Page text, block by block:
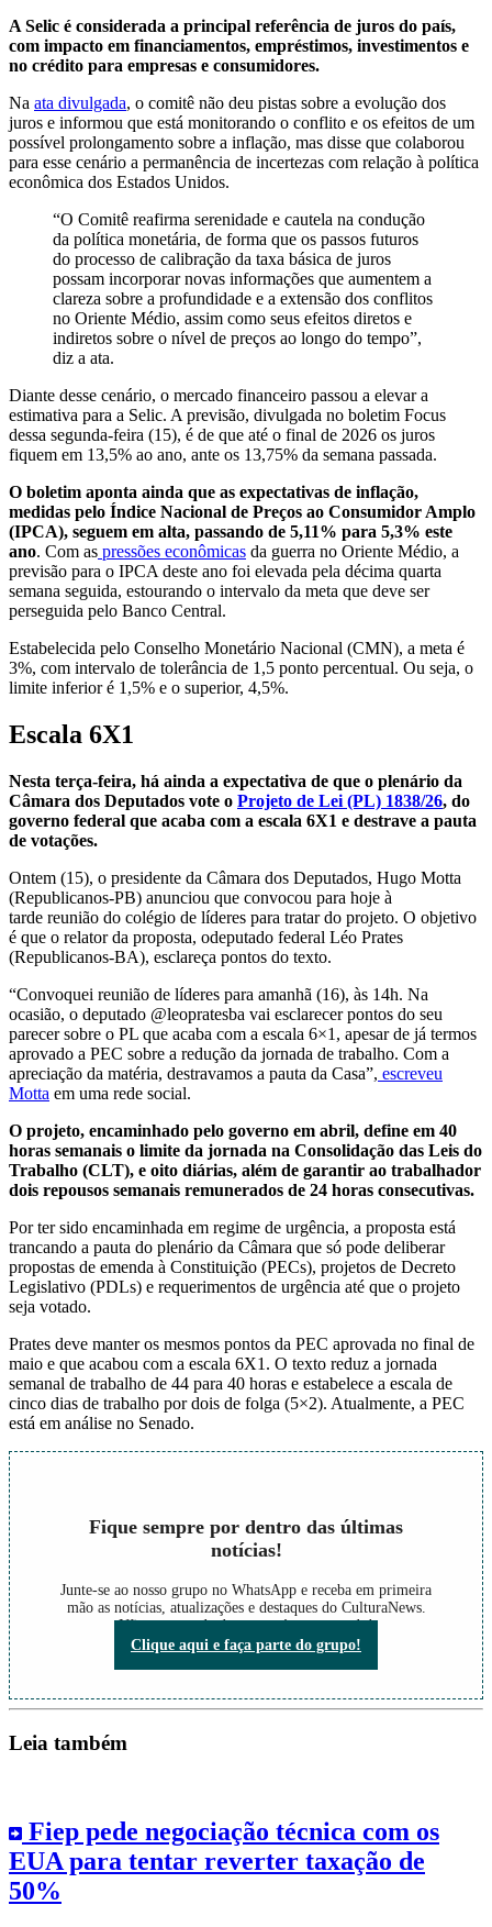
A Selic é considerada a principal referência de juros do país,
com impacto em financiamentos, empréstimos, investimentos e
no crédito para empresas e consumidores.
Na ata divulgada, o comitê não deu pistas sobre a evolução dos
juros e informou que está monitorando o conflito e os efeitos de um
possível prolongamento sobre a inflação, mas disse que colaborou
para esse cenário a permanência de incertezas com relação à política
econômica dos Estados Unidos.
“O Comitê reafirma serenidade e cautela na condução
da política monetária, de forma que os passos futuros
do processo de calibração da taxa básica de juros
possam incorporar novas informações que aumentem a
clareza sobre a profundidade e a extensão dos conflitos
no Oriente Médio, assim como seus efeitos diretos e
indiretos sobre o nível de preços ao longo do tempo”,
diz a ata.
Diante desse cenário, o mercado financeiro passou a elevar a
estimativa para a Selic. A previsão, divulgada no boletim Focus
dessa segunda-feira (15), é de que até o final de 2026 os juros
fiquem em 13,5% ao ano, ante os 13,75% da semana passada.
O boletim aponta ainda que as expectativas de inflação,
medidas pelo Índice Nacional de Preços ao Consumidor Amplo
(IPCA), seguem em alta, passando de 5,11% para 5,3% este
ano. Com as pressões econômicas da guerra no Oriente Médio, a
previsão para o IPCA deste ano foi elevada pela décima quarta
semana seguida, estourando o intervalo da meta que deve ser
perseguida pelo Banco Central.
Estabelecida pelo Conselho Monetário Nacional (CMN), a meta é
3%, com intervalo de tolerância de 1,5 ponto percentual. Ou seja, o
limite inferior é 1,5% e o superior, 4,5%.
Escala 6X1
Nesta terça-feira, há ainda a expectativa de que o plenário da
Câmara dos Deputados vote o Projeto de Lei (PL) 1838/26, do
governo federal que acaba com a escala 6X1 e destrave a pauta
de votações.
Ontem (15), o presidente da Câmara dos Deputados, Hugo Motta
(Republicanos-PB) anunciou que convocou para hoje à
tarde reunião do colégio de líderes para tratar do projeto. O objetivo
é que o relator da proposta, odeputado federal Léo Prates
(Republicanos-BA), esclareça pontos do texto.
“Convoquei reunião de líderes para amanhã (16), às 14h. Na
ocasião, o deputado @leopratesba vai esclarecer pontos do seu
parecer sobre o PL que acaba com a escala 6×1, apesar de já termos
aprovado a PEC sobre a redução da jornada de trabalho. Com a
apreciação da matéria, destravamos a pauta da Casa”, escreveu
Motta em uma rede social.
O projeto, encaminhado pelo governo em abril, define em 40
horas semanais o limite da jornada na Consolidação das Leis do
Trabalho (CLT), e oito diárias, além de garantir ao trabalhador
dois repousos semanais remunerados de 24 horas consecutivas.
Por ter sido encaminhada em regime de urgência, a proposta está
trancando a pauta do plenário da Câmara que só pode deliberar
propostas de emenda à Constituição (PECs), projetos de Decreto
Legislativo (PDLs) e requerimentos de urgência até que o projeto
seja votado.
Prates deve manter os mesmos pontos da PEC aprovada no final de
maio e que acabou com a escala 6X1. O texto reduz a jornada
semanal de trabalho de 44 para 40 horas e estabelece a escala de
cinco dias de trabalho por dois de folga (5×2). Atualmente, a PEC
está em análise no Senado.
Fique sempre por dentro das últimas
notícias!
Junte-se ao nosso grupo no WhatsApp e receba em primeira
mão as notícias, atualizações e destaques do CulturaNews.
Não perca nada do que está acontecendo!
Clique aqui e faça parte do grupo!
Leia também
Fiep pede negociação técnica com os
EUA para tentar reverter taxação de
50%